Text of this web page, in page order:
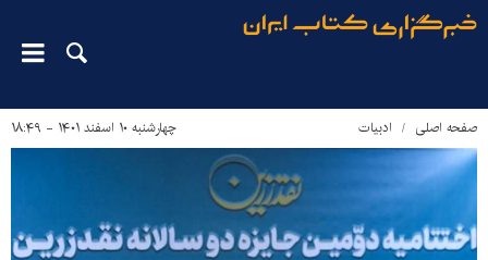
صفحه اصلی ادبیات چهارشنبه ۱۰ اسفند ۱۴۰۱ - ۱۸:۴۹